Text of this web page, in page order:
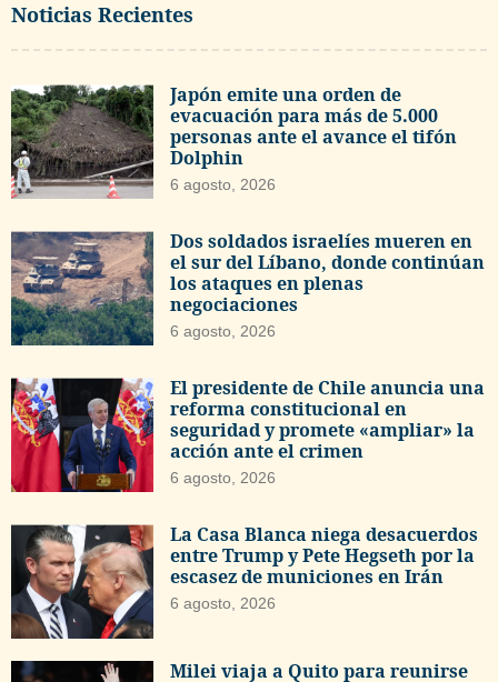
Noticias Recientes
Japón emite una orden de
evacuación para más de 5.000
personas ante el avance el tifón
Dolphin
6 agosto, 2026
Dos soldados israelíes mueren en
el sur del Líbano, donde continúan
los ataques en plenas
negociaciones
6 agosto, 2026
El presidente de Chile anuncia una
reforma constitucional en
seguridad y promete «ampliar» la
acción ante el crimen
6 agosto, 2026
La Casa Blanca niega desacuerdos
entre Trump y Pete Hegseth por la
escasez de municiones en Irán
6 agosto, 2026
Milei viaja a Quito para reunirse